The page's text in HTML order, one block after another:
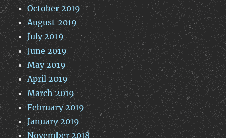
October 2019
August 2019
July 2019
June 2019
May 2019
April 2019
March 2019
February 2019
January 2019
November 2018